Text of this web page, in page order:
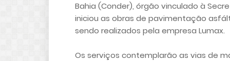
Bahia (Conder), órgão vinculado à
iniciou as obras de pavimentação
sendo realizados pela empresa Lumax.
Os serviços contemplarão as vias de